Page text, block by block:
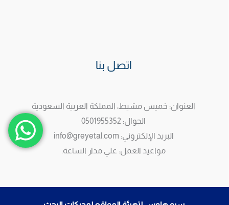
اتصل بنا
العنوان: خميس مشيط، المملكة العربية السعودية
الجوال: 0501955352
البريد الإلكتروني: info@greyetal.com
مواعيد العمل: علي مدار الساعة.